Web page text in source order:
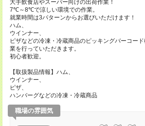
大手飲食店やスーパー向けの出荷作業！
7℃～8℃で涼しい環境での作業。
就業時間は3パターンからお選びいただけます！
ハム、
ウインナー、
ピザなどの冷凍・冷蔵商品のピッキングバーコー
業を行っていただきます。
初心者歓迎。
【取扱製品情報】ハム、
ウインナー、
ピザ、
ハンバーグなどの冷凍・冷蔵商品
職場の雰囲気